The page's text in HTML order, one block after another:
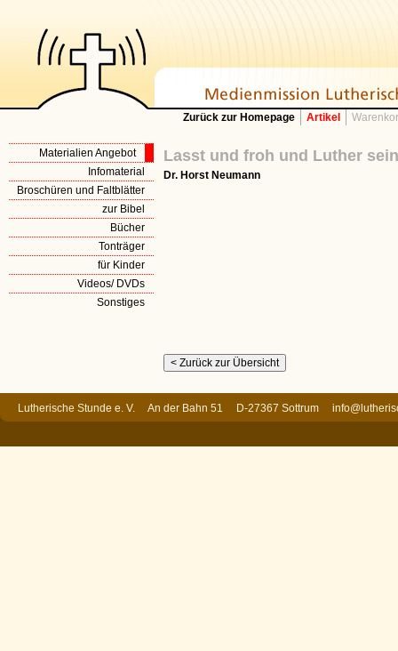
Zurück zur Homepage Artikel
Materialien Angebot
Infomaterial
Broschüren und Faltblätter
zur Bibel
Bücher
Tonträger
für Kinder
Videos/ DVDs
Sonstiges
Lasst und froh und Luther sein
Dr. Horst Neumann
Lutherische Stunde e. V. An der Bahn 51 D-27367 Sottrum